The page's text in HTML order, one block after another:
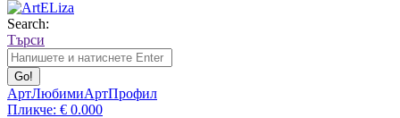
Search:
Търси
АртЛюбимиАртПрофил
Пликче: € 0.000